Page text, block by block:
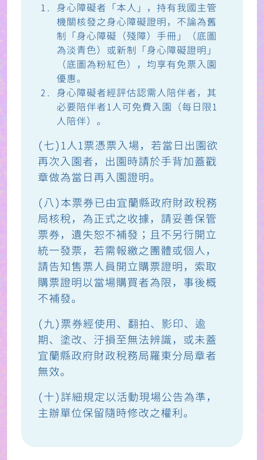
身心障礙者「本人」，持有我國主管
機關核發之身心障礙證明，不論為舊
制「身心障礙（殘障）手冊」（底圖
為淡青色）或新制「身心障礙證明」
（底圖為粉紅色），均享有免票入園
優惠。
身心障礙者經評估認需人陪伴者，其
必要陪伴者1人可免費入園（每日限1
人陪伴）。
(七)1人1票憑票入場，若當日出園欲
再次入園者，出園時請於手背加蓋戳
章做為當日再入園證明。
(八)本票券已由宜蘭縣政府財政稅務
局核稅，為正式之收據，請妥善保管
票券，遺失恕不補發；且不另行開立
統一發票，若需報繳之團體或個人，
請告知售票人員開立購票證明，索取
購票證明以當場購買者為限，事後概
不補發。
(九)票券經使用、翻拍、影印、逾
期、塗改、汙損至無法辨識，或未蓋
宜蘭縣政府財政稅務局羅東分局章者
無效。
(十)詳細規定以活動現場公告為準，
主辦單位保留隨時修改之權利。